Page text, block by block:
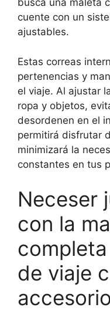
busca una maleta
cuente con un
ajustables.
Estas correas
pertenencias y
el viaje. Al ajustar
ropa y objetos,
desordenen en el
permitirá disfrutar
minimizará la
constantes en tus
Neceser
con la
de viaje